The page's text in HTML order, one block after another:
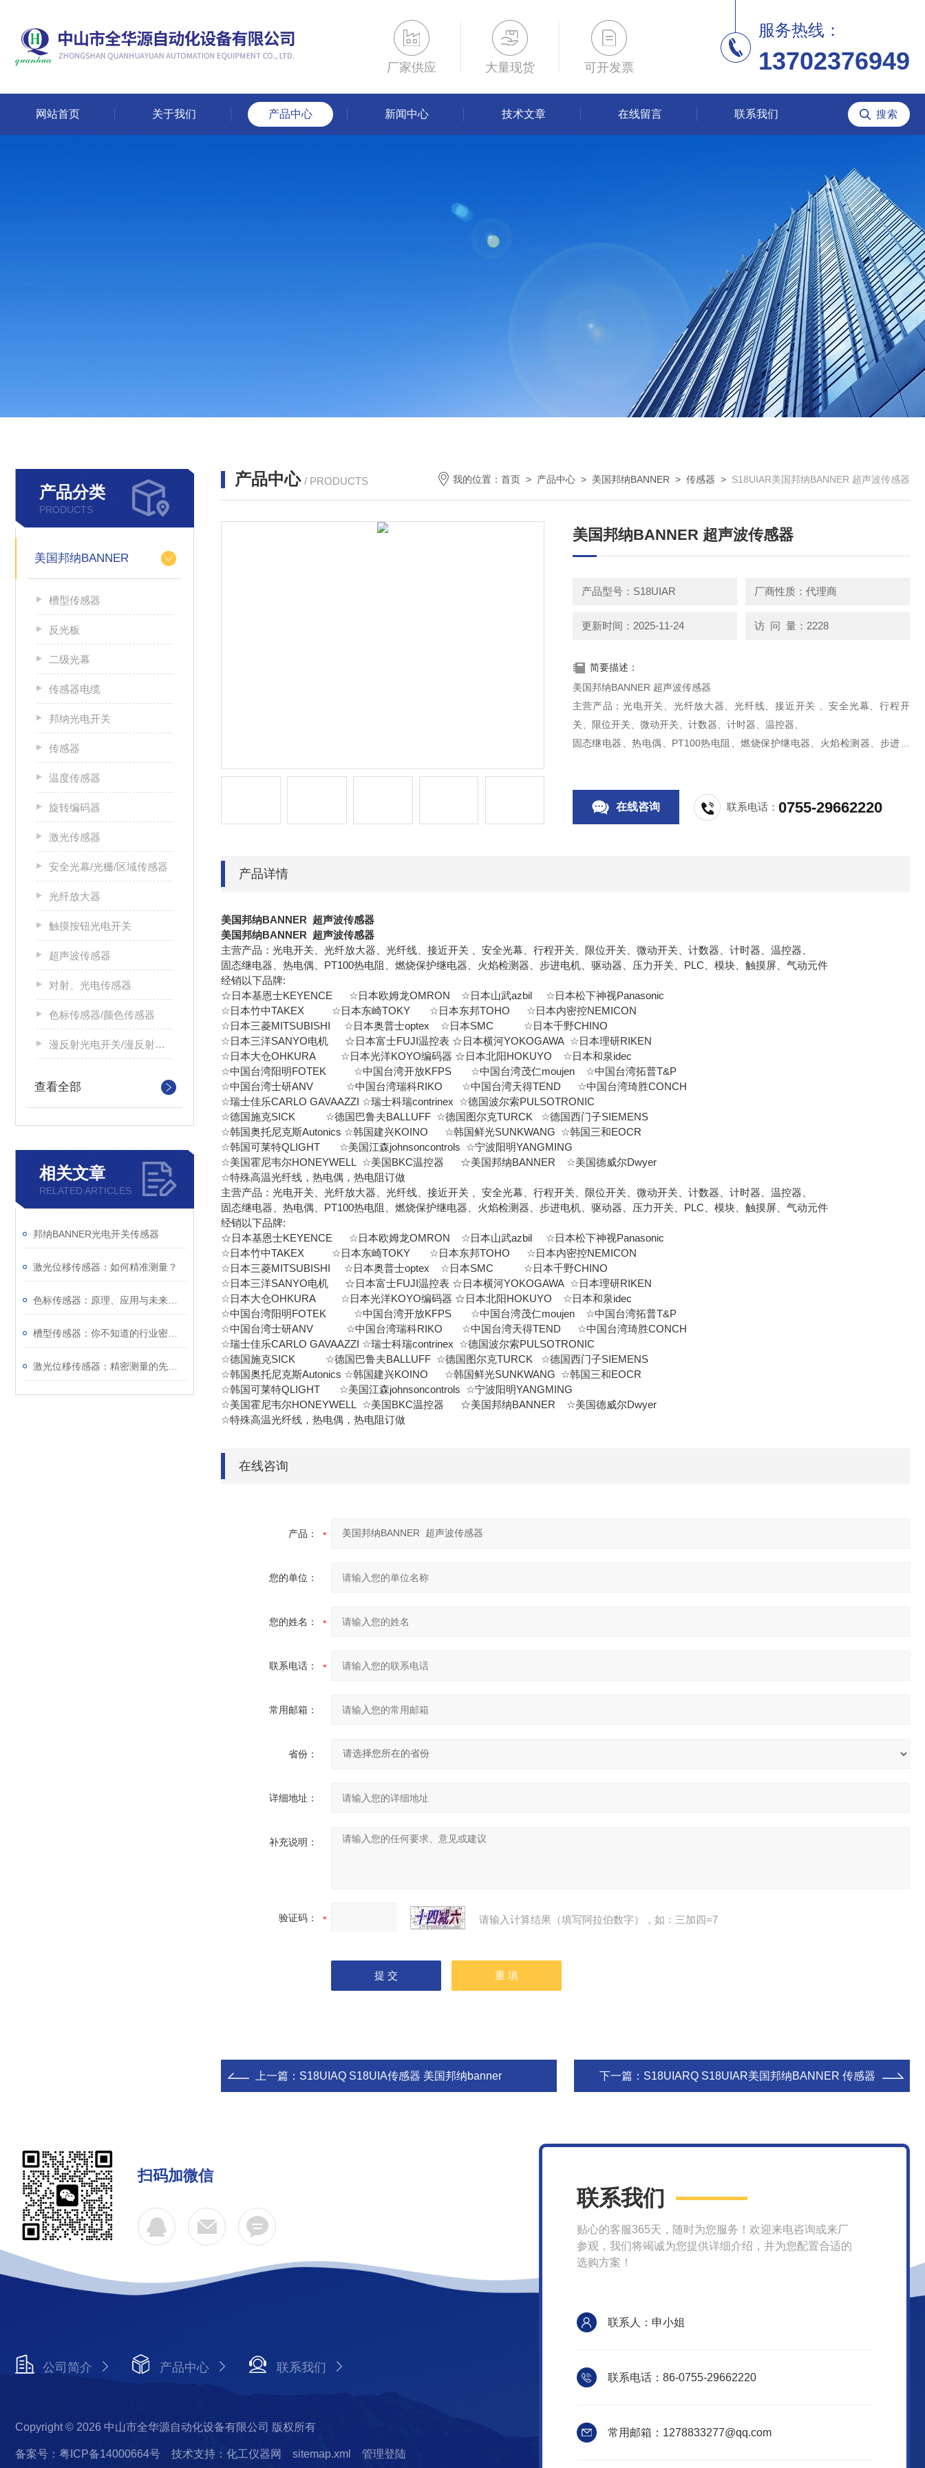
厂家供应 大量现货 可开发票
服务热线：
13702376949
网站首页 关于我们 产品中心 新闻中心 技术文章 在线留言 联系我们
产品分类
PRODUCTS
美国邦纳BANNER
槽型传感器
反光板
二级光幕
传感器电缆
邦纳光电开关
传感器
温度传感器
旋转编码器
激光传感器
安全光幕/光栅/区域传感器
光纤放大器
触摸按钮光电开关
超声波传感器
对射、光电传感器
色标传感器/颜色传感器
漫反射光电开关/漫反射光电传感器
查看全部
相关文章
RELATED ARTICLES
邦纳BANNER光电开关传感器
激光位移传感器：如何精准测量？
产品中心 / PRODUCTS 我的位置： 首页 > 产品中心 > 美国邦纳BANNER > 传感器 > S18UIAR美国邦纳BANNER 超声波传感器
美国邦纳BANNER 超声波传感器
产品型号：S18UIAR 厂商性质：代理商
更新时间：2025-11-24 访 问 量：2228
简要描述：
美国邦纳BANNER 超声波传感器
主营产品：光电开关、光纤放大器、光纤线、接近开关 、安全光幕、行程开
关、限位开关、微动开关、计数器、计时器、温控器、
固态继电器、热电偶、PT100热电阻、燃烧保护继电器、火焰检测器、步进电
在线咨询 联系电话：0755-29662220
产品详情
美国邦纳BANNER 超声波传感器
美国邦纳BANNER 超声波传感器
主营产品：光电开关、光纤放大器、光纤线、接近开关 、安全光幕、行程开关、限位开关、微动开关、计数器、计时器、温控器、
固态继电器、热电偶、PT100热电阻、燃烧保护继电器、火焰检测器、步进电机、驱动器、压力开关、PLC、模块、触摸屏、气动元件
经销以下品牌:
☆日本基恩士KEYENCE ☆日本欧姆龙OMRON ☆日本山武azbil ☆日本松下神视Panasonic
☆日本竹中TAKEX ☆日本东崎TOKY ☆日本东邦TOHO ☆日本内密控NEMICON
☆日本三菱MITSUBISHI ☆日本奥普士optex ☆日本SMC ☆日本千野CHINO
☆日本三洋SANYO电机 ☆日本富士FUJI温控表 ☆日本横河YOKOGAWA ☆日本理研RIKEN
☆日本大仓OHKURA ☆日本光洋KOYO编码器 ☆日本北阳HOKUYO ☆日本和泉idec
☆中国台湾阳明FOTEK ☆中国台湾开放KFPS ☆中国台湾茂仁moujen ☆中国台湾拓普T&P
☆中国台湾士研ANV ☆中国台湾瑞科RIKO ☆中国台湾天得TEND ☆中国台湾琦胜CONCH
☆瑞士佳乐CARLO GAVAAZZI ☆瑞士科瑞contrinex ☆德国波尔索PULSOTRONIC
☆德国施克SICK ☆德国巴鲁夫BALLUFF ☆德国图尔克TURCK ☆德国西门子SIEMENS
☆韩国奥托尼克斯Autonics ☆韩国建兴KOINO ☆韩国鲜光SUNKWANG ☆韩国三和EOCR
☆韩国可莱特QLIGHT ☆美国江森johnsoncontrols ☆宁波阳明YANGMING
☆美国霍尼韦尔HONEYWELL ☆美国BKC温控器 ☆美国邦纳BANNER ☆美国德威尔Dwyer
☆特殊高温光纤线，热电偶，热电阻订做
主营产品：光电开关、光纤放大器、光纤线、接近开关 、安全光幕、行程开关、限位开关、微动开关、计数器、计时器、温控器、
固态继电器、热电偶、PT100热电阻、燃烧保护继电器、火焰检测器、步进电机、驱动器、压力开关、PLC、模块、触摸屏、气动元件
经销以下品牌:
☆日本基恩士KEYENCE ☆日本欧姆龙OMRON ☆日本山武azbil ☆日本松下神视Panasonic
☆日本竹中TAKEX ☆日本东崎TOKY ☆日本东邦TOHO ☆日本内密控NEMICON
☆日本三菱MITSUBISHI ☆日本奥普士optex ☆日本SMC ☆日本千野CHINO
☆日本三洋SANYO电机 ☆日本富士FUJI温控表 ☆日本横河YOKOGAWA ☆日本理研RIKEN
☆日本大仓OHKURA ☆日本光洋KOYO编码器 ☆日本北阳HOKUYO ☆日本和泉idec
☆中国台湾阳明FOTEK ☆中国台湾开放KFPS ☆中国台湾茂仁moujen ☆中国台湾拓普T&P
☆中国台湾士研ANV ☆中国台湾瑞科RIKO ☆中国台湾天得TEND ☆中国台湾琦胜CONCH
☆瑞士佳乐CARLO GAVAAZZI ☆瑞士科瑞contrinex ☆德国波尔索PULSOTRONIC
☆德国施克SICK ☆德国巴鲁夫BALLUFF ☆德国图尔克TURCK ☆德国西门子SIEMENS
☆韩国奥托尼克斯Autonics ☆韩国建兴KOINO ☆韩国鲜光SUNKWANG ☆韩国三和EOCR
☆韩国可莱特QLIGHT ☆美国江森johnsoncontrols ☆宁波阳明YANGMING
☆美国霍尼韦尔HONEYWELL ☆美国BKC温控器 ☆美国邦纳BANNER ☆美国德威尔Dwyer
☆特殊高温光纤线，热电偶，热电阻订做
在线咨询
产品：
您的单位：
您的姓名：
联系电话：
常用邮箱：
省份：
详细地址：
补充说明：
验证码： 请输入计算结果（填写阿拉伯数字），如：三加四=7
上一篇： S18UIAQ S18UIA传感器 美国邦纳banner 下一篇： S18UIARQ S18UIAR美国邦纳BANNER 传感器
扫码加微信
公司简介 产品中心 联系我们
Copyright © 2026 中山市全华源自动化设备有限公司 版权所有
备案号：粤ICP备14000664号 技术支持：化工仪器网 sitemap.xml 管理登陆
联系我们
贴心的客服365天，随时为您服务！欢迎来电咨询或来厂
参观，我们将竭诚为您提供详细介绍，并为您配置合适的
选购方案！
联系人：申小姐
联系电话：86-0755-29662220
常用邮箱：1278833277@qq.com